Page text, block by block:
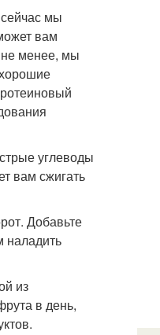
мы
вам
не менее, мы
углеводы
вам сжигать
Добавьте
наладить
из
в день,